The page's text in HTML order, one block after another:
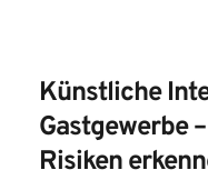
Künstliche
Gastgewerbe
Risiken